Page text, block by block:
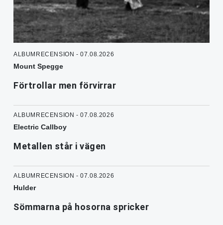
ALBUMRECENSION - 07.08.2026
Mount Spegge
Förtrollar men förvirrar
ALBUMRECENSION - 07.08.2026
Electric Callboy
Metallen står i vägen
ALBUMRECENSION - 07.08.2026
Hulder
Sömmarna på hosorna spricker